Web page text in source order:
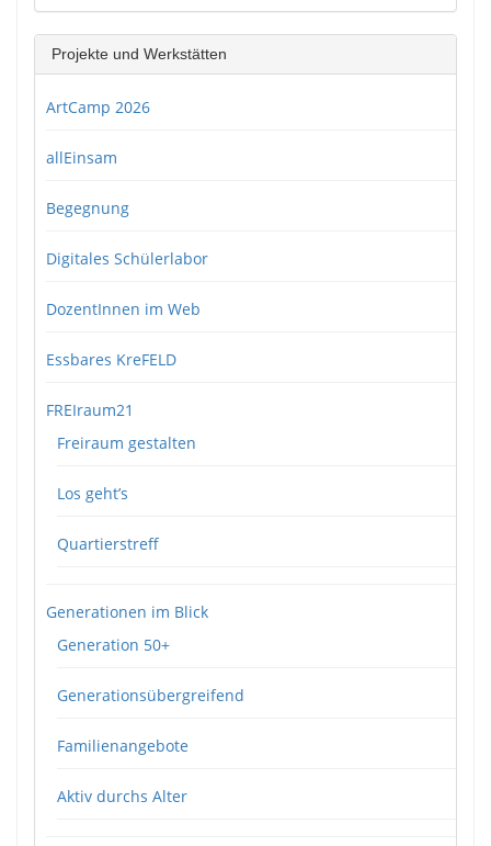
Projekte und Werkstätten
ArtCamp 2026
allEinsam
Begegnung
Digitales Schülerlabor
DozentInnen im Web
Essbares KreFELD
FREIraum21
Freiraum gestalten
Los geht’s
Quartierstreff
Generationen im Blick
Generation 50+
Generationsübergreifend
Familienangebote
Aktiv durchs Alter